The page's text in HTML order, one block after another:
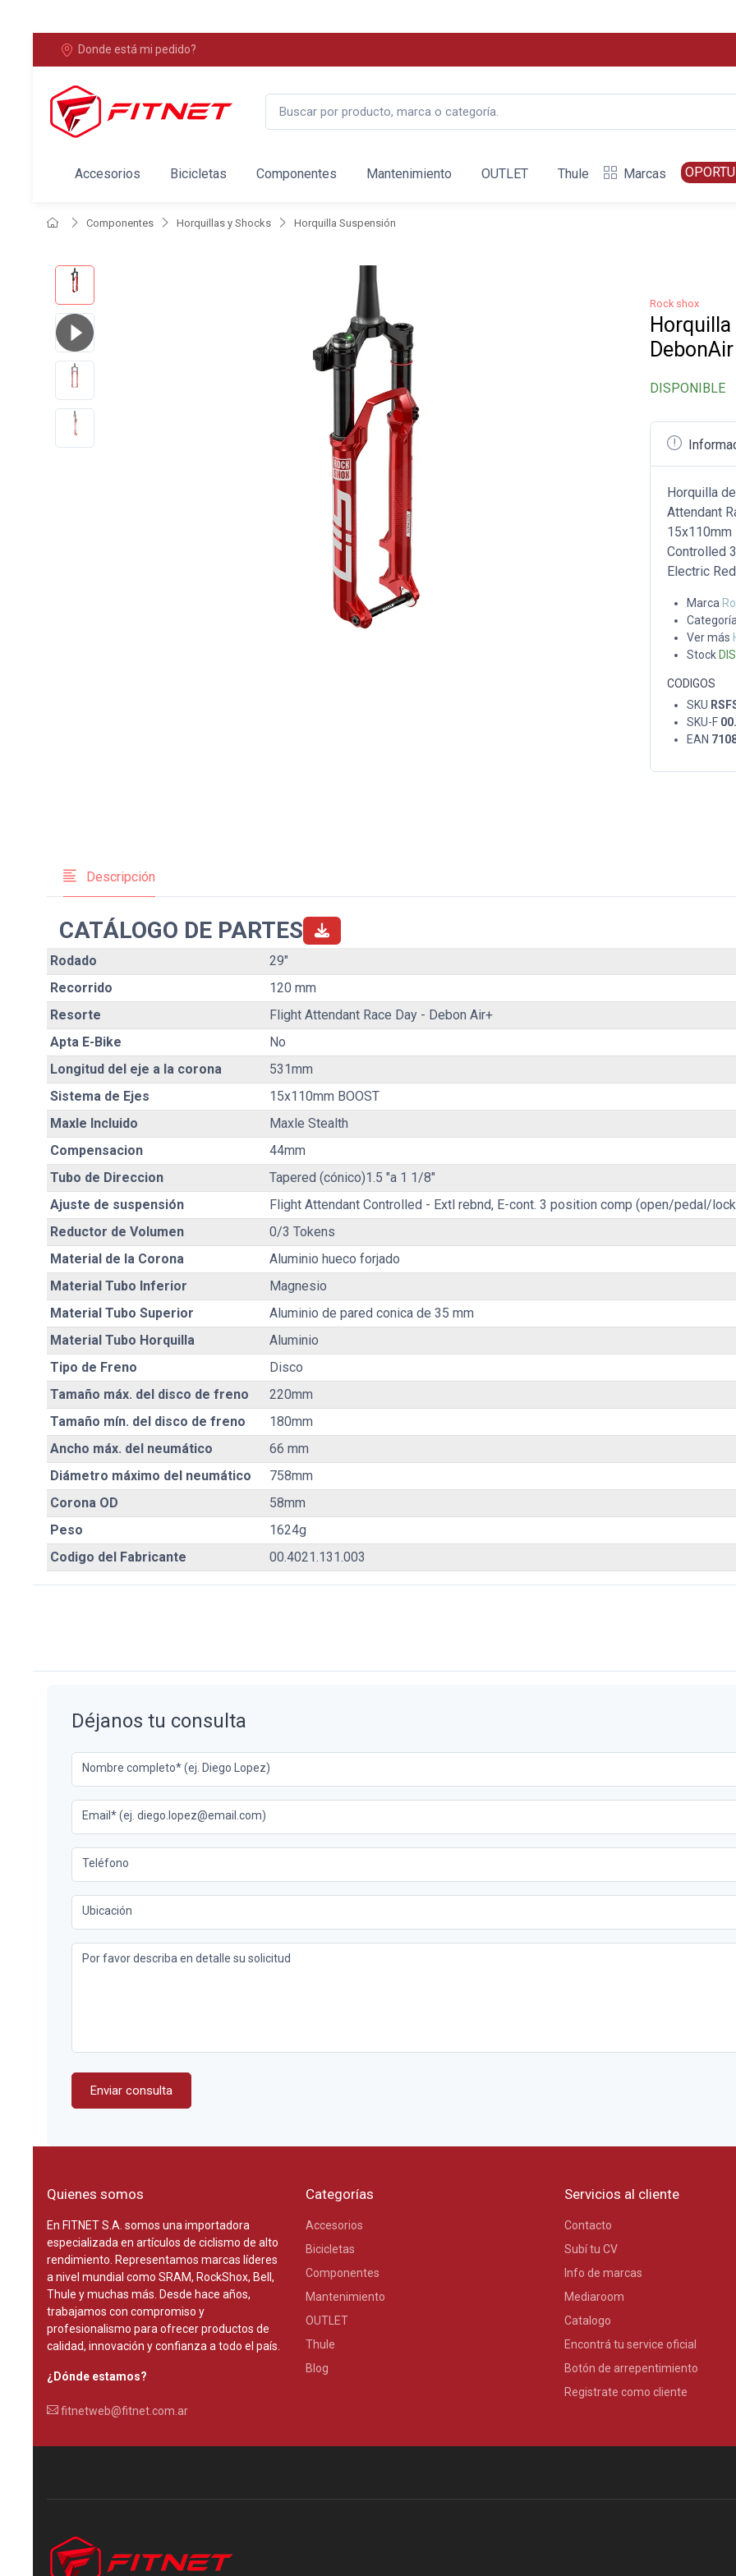
Donde está mi pedido?
Accesorios Bicicletas Componentes Mantenimiento OUTLET Thule Marcas
Componentes Horquillas y Shocks Horquilla Suspensión
Rock shox
DISPONIBLE
Horquilla
Attendant
15x110mm
Controlled
Electric Red
Marca
Categoría
Ver más
Stock
CODIGOS
SKU
SKU-F
EAN
Descripción
CATÁLOGO DE PARTES
Rodado
29"
Recorrido
120 mm
Resorte
Flight Attendant Race Day - Debon Air+
Apta E-Bike
No
Longitud del eje a la corona
531mm
Sistema de Ejes
15x110mm BOOST
Maxle Incluido
Maxle Stealth
Compensacion
44mm
Tubo de Direccion
Tapered (cónico)1.5 "a 1 1/8"
Ajuste de suspensión
Flight Attendant Controlled - Extl rebnd, E-cont. 3 position comp (open/pedal/
Reductor de Volumen
0/3 Tokens
Material de la Corona
Aluminio hueco forjado
Material Tubo Inferior
Magnesio
Material Tubo Superior
Aluminio de pared conica de 35 mm
Material Tubo Horquilla
Aluminio
Tipo de Freno
Disco
Tamaño máx. del disco de freno
220mm
Tamaño mín. del disco de freno
180mm
Ancho máx. del neumático
66 mm
Diámetro máximo del neumático
758mm
Corona OD
58mm
Peso
1624g
Codigo del Fabricante
00.4021.131.003
Déjanos tu consulta
Nombre completo* (ej. Diego Lopez)
Email* (ej. diego.lopez@email.com)
Teléfono
Ubicación
Por favor describa en detalle su solicitud
Enviar consulta
Quienes somos
En FITNET S.A. somos una importadora
especializada en artículos de ciclismo de alto
rendimiento. Representamos marcas líderes
a nivel mundial como SRAM, RockShox, Bell,
Thule y muchas más. Desde hace años,
trabajamos con compromiso y
profesionalismo para ofrecer productos de
calidad, innovación y confianza a todo el país.
¿Dónde estamos?
fitnetweb@fitnet.com.ar
Categorías
Accesorios
Bicicletas
Componentes
Mantenimiento
OUTLET
Thule
Blog
Servicios al cliente
Contacto
Subí tu CV
Info de marcas
Mediaroom
Catalogo
Encontrá tu service oficial
Botón de arrepentimiento
Registrate como cliente